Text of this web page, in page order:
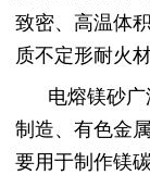
致密、高温体
质不定形耐火
电熔镁砂
制造、有色金
要用于制作镁